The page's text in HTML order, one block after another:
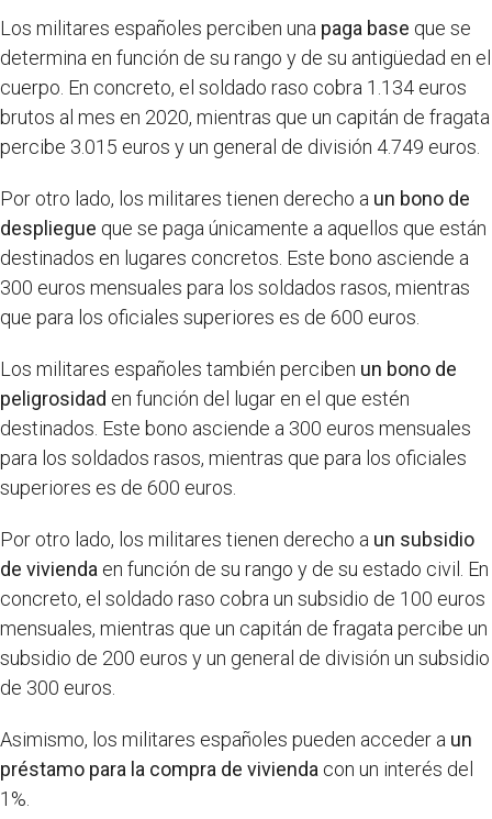
Los militares españoles perciben una paga base que se
determina en función de su rango y de su antigüedad en el
cuerpo. En concreto, el soldado raso cobra 1.134 euros
brutos al mes en 2020, mientras que un capitán de fragata
percibe 3.015 euros y un general de división 4.749 euros.
Por otro lado, los militares tienen derecho a un bono de
despliegue que se paga únicamente a aquellos que están
destinados en lugares concretos. Este bono asciende a
300 euros mensuales para los soldados rasos, mientras
que para los oficiales superiores es de 600 euros.
Los militares españoles también perciben un bono de
peligrosidad en función del lugar en el que estén
destinados. Este bono asciende a 300 euros mensuales
para los soldados rasos, mientras que para los oficiales
superiores es de 600 euros.
Por otro lado, los militares tienen derecho a un subsidio
de vivienda en función de su rango y de su estado civil. En
concreto, el soldado raso cobra un subsidio de 100 euros
mensuales, mientras que un capitán de fragata percibe un
subsidio de 200 euros y un general de división un subsidio
de 300 euros.
Asimismo, los militares españoles pueden acceder a un
préstamo para la compra de vivienda con un interés del
1%.